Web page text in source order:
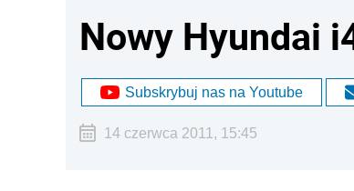
Nowy Hyundai
Subskrybuj nas na Youtube
14 czerwca 2011, 15:45